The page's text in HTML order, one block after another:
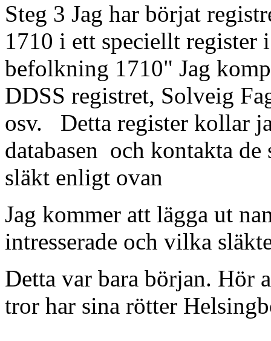
Steg 3 Jag har börjat
1710 i ett speciellt
befolkning 1710" Jag
DDSS registret, Solveig
osv. Detta register kollar
databasen och kontakta
släkt enligt ovan
Jag kommer att lägga ut
intresserade och vilka
Detta var bara början. Hör
tror har sina rötter